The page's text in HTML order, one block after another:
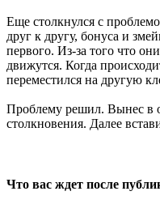
Еще столкнулся с
друг к другу, бонуса и
первого. Из-за того что
движутся. Когда
переместился на другую
Проблему решил. Вынес в
столкновения. Далее
Что вас ждет после